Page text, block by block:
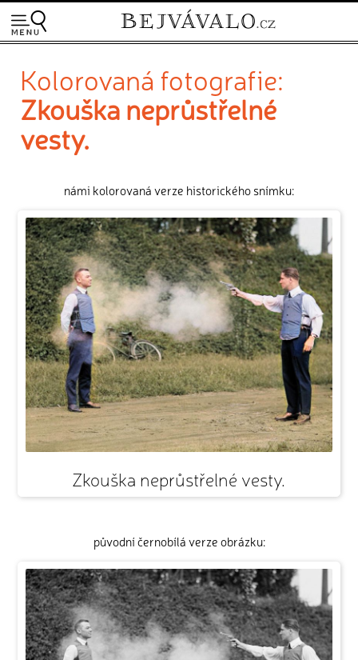
Kolorovaná fotografie:
Zkouška neprůstřelné
vesty.
námi kolorovaná verze historického snímku:
Zkouška neprůstřelné vesty.
původní černobílá verze obrázku: